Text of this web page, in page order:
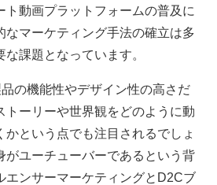
ト動画プラットフォームの普及に
なマーケティング手法の確立は多
な課題となっています。
の機能性やデザイン性の高さだ
トーリーや世界観をどのように動
かという点でも注目されるでしょ
がユーチューバーであるという背
エンサーマーケティングとD2Cブ